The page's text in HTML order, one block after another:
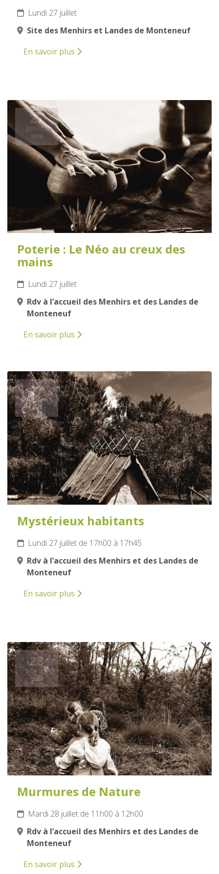
Lundi 27 juillet
Site des Menhirs et Landes de Monteneuf
En savoir plus
27
JUILLET
2026
Poterie : Le Néo au creux des
mains
Lundi 27 juillet
Rdv à l’accueil des Menhirs et des Landes de
Monteneuf
En savoir plus
27
JUILLET
2026
Mystérieux habitants
Lundi 27 juillet de 17h00 à 17h45
Rdv à l’accueil des Menhirs et des Landes de
Monteneuf
En savoir plus
28
JUILLET
2026
Murmures de Nature
Mardi 28 juillet de 11h00 à 12h00
Rdv à l’accueil des Menhirs et des Landes de
Monteneuf
En savoir plus